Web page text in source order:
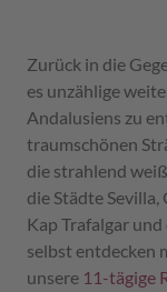
Zurück in die
es unzählige
Andalusiens zu
traumschönen
die strahlend
die Städte
Kap Trafalgar
selbst entdecken
unsere 11-tägige